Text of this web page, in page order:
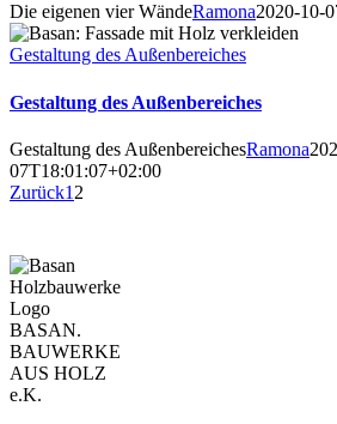
Die eigenen vier WändeRamona2020-10-
Gestaltung des Außenbereiches
Gestaltung des Außenbereiches
Gestaltung des AußenbereichesRamona
07T18:01:07+02:00
Zurück1 2
BASAN.
BAUWERKE
AUS HOLZ
e.K.